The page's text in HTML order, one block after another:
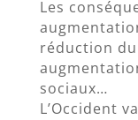
Les
réduction
sociaux…
L’Occident